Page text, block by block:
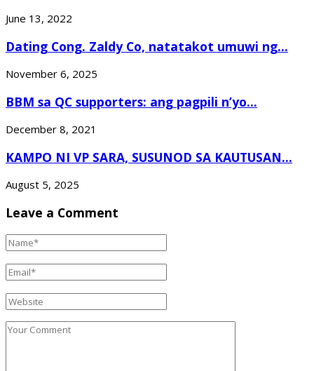
June 13, 2022
Dating Cong. Zaldy Co, natatakot umuwi ng...
November 6, 2025
BBM sa QC supporters: ang pagpili n’yo...
December 8, 2021
KAMPO NI VP SARA, SUSUNOD SA KAUTUSAN...
August 5, 2025
Leave a Comment